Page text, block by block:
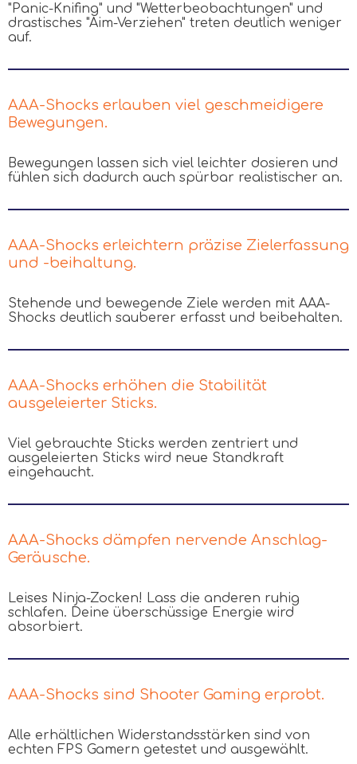
"Panic-Knifing" und "Wetterbeobachtungen" und
drastisches "Aim-Verziehen" treten deutlich weniger
auf.
AAA-Shocks erlauben viel geschmeidigere
Bewegungen.
Bewegungen lassen sich viel leichter dosieren und
fühlen sich dadurch auch spürbar realistischer an.
AAA-Shocks erleichtern präzise Zielerfassung
und -beihaltung.
Stehende und bewegende Ziele werden mit AAA-
Shocks deutlich sauberer erfasst und beibehalten.
AAA-Shocks erhöhen die Stabilität
ausgeleierter Sticks.
Viel gebrauchte Sticks werden zentriert und
ausgeleierten Sticks wird neue Standkraft
eingehaucht.
AAA-Shocks dämpfen nervende Anschlag-
Geräusche.
Leises Ninja-Zocken! Lass die anderen ruhig
schlafen. Deine überschüssige Energie wird
absorbiert.
AAA-Shocks sind Shooter Gaming erprobt.
Alle erhältlichen Widerstandsstärken sind von
echten FPS Gamern getestet und ausgewählt.